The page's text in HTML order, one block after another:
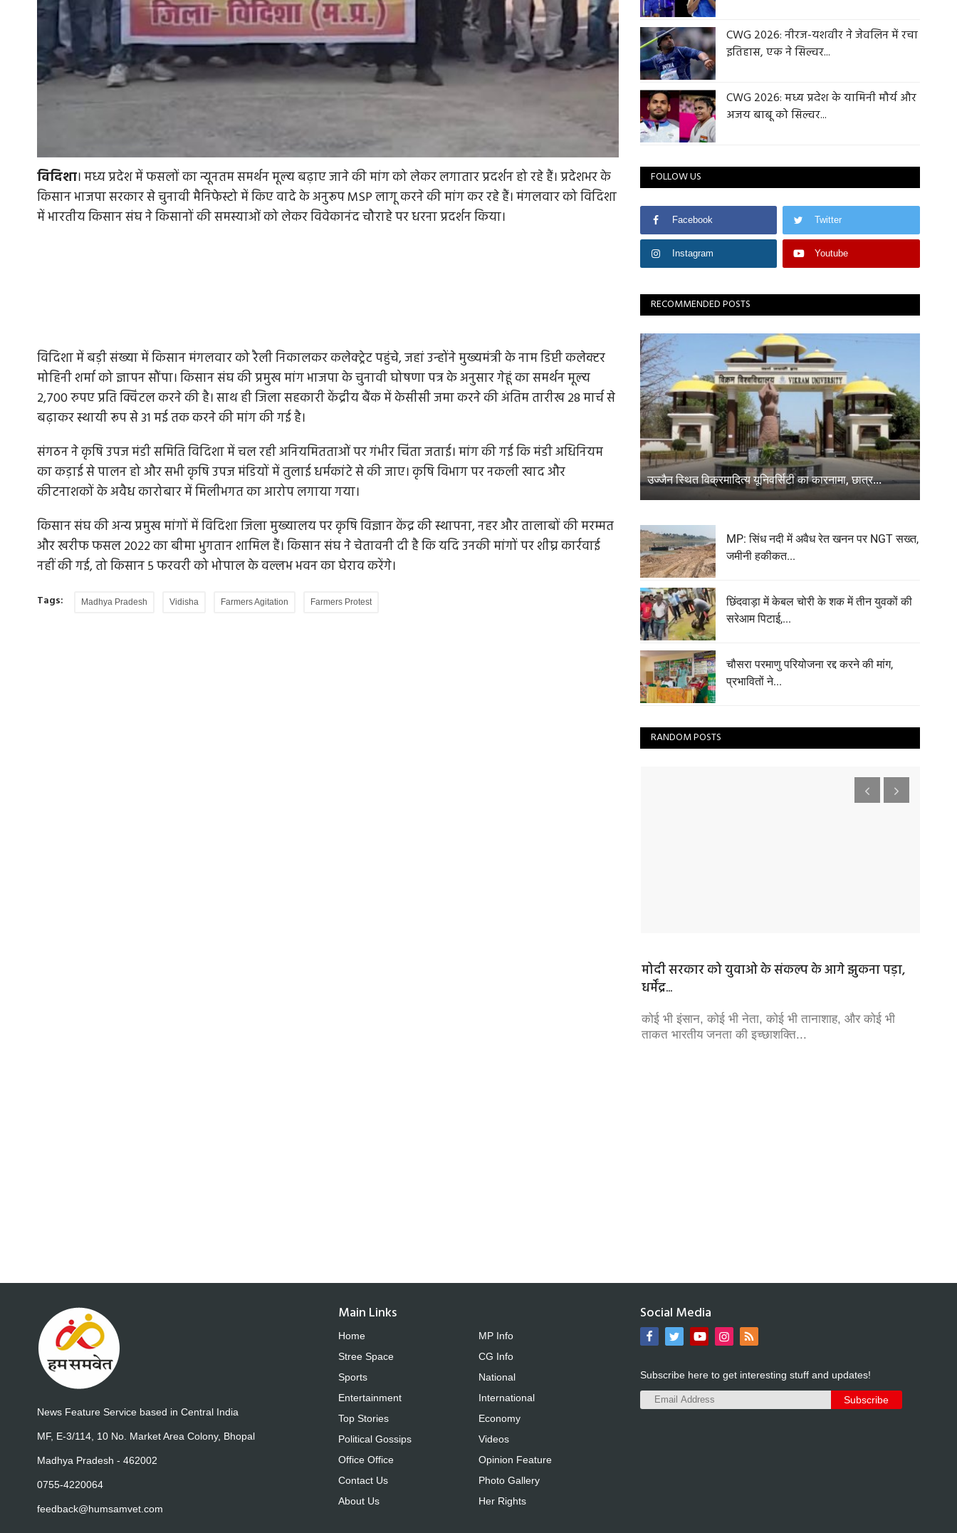
विदिशा। मध्य प्रदेश में फसलों का न्यूनतम समर्थन मूल्य बढ़ाए जाने की मांग को लेकर लगातार प्रदर्शन हो रहे हैं। प्रदेशभर के
किसान भाजपा सरकार से चुनावी मैनिफेस्टो में किए वादे के अनुरूप MSP लागू करने की मांग कर रहे हैं। मंगलवार को विदिशा
में भारतीय किसान संघ ने किसानों की समस्याओं को लेकर विवेकानंद चौराहे पर धरना प्रदर्शन किया।
विदिशा में बड़ी संख्या में किसान मंगलवार को रैली निकालकर कलेक्ट्रेट पहुंचे, जहां उन्होंने मुख्यमंत्री के नाम डिप्टी कलेक्टर
मोहिनी शर्मा को ज्ञापन सौंपा। किसान संघ की प्रमुख मांग भाजपा के चुनावी घोषणा पत्र के अनुसार गेहूं का समर्थन मूल्य
2,700 रुपए प्रति क्विंटल करने की है। साथ ही जिला सहकारी केंद्रीय बैंक में केसीसी जमा करने की अंतिम तारीख 28 मार्च से
बढ़ाकर स्थायी रूप से 31 मई तक करने की मांग की गई है।
संगठन ने कृषि उपज मंडी समिति विदिशा में चल रही अनियमितताओं पर गंभीर चिंता जताई। मांग की गई कि मंडी अधिनियम
का कड़ाई से पालन हो और सभी कृषि उपज मंडियों में तुलाई धर्मकांटे से की जाए। कृषि विभाग पर नकली खाद और
कीटनाशकों के अवैध कारोबार में मिलीभगत का आरोप लगाया गया।
किसान संघ की अन्य प्रमुख मांगों में विदिशा जिला मुख्यालय पर कृषि विज्ञान केंद्र की स्थापना, नहर और तालाबों की मरम्मत
और खरीफ फसल 2022 का बीमा भुगतान शामिल हैं। किसान संघ ने चेतावनी दी है कि यदि उनकी मांगों पर शीघ्र कार्रवाई
नहीं की गई, तो किसान 5 फरवरी को भोपाल के वल्लभ भवन का घेराव करेंगे।
Tags: Madhya Pradesh Vidisha Farmers Agitation Farmers Protest
CWG 2026: नीरज-यशवीर ने जेवलिन में रचा
इतिहास, एक ने सिल्वर...
CWG 2026: मध्य प्रदेश के यामिनी मौर्य और
अजय बाबू को सिल्वर...
FOLLOW US
Facebook Twitter
Instagram Youtube
RECOMMENDED POSTS
उज्जैन स्थित विक्रमादित्य यूनिवर्सिटी का कारनामा, छात्र...
MP: सिंध नदी में अवैध रेत खनन पर NGT सख्त,
जमीनी हकीकत...
छिंदवाड़ा में केबल चोरी के शक में तीन युवकों की
सरेआम पिटाई,...
चौसरा परमाणु परियोजना रद्द करने की मांग,
प्रभावितों ने...
RANDOM POSTS
मोदी सरकार को युवाओ के संकल्प के आगे झुकना पड़ा,
धर्मेंद्र...
कोई भी इंसान, कोई भी नेता, कोई भी तानाशाह, और कोई भी
ताकत भारतीय जनता की इच्छाशक्ति...
News Feature Service based in Central India
MF, E-3/114, 10 No. Market Area Colony, Bhopal
Madhya Pradesh - 462002
0755-4220064
feedback@humsamvet.com
Main Links
Home
Stree Space
Sports
Entertainment
Top Stories
Political Gossips
Office Office
Contact Us
About Us
MP Info
CG Info
National
International
Economy
Videos
Opinion Feature
Photo Gallery
Her Rights
Social Media
Subscribe here to get interesting stuff and updates!